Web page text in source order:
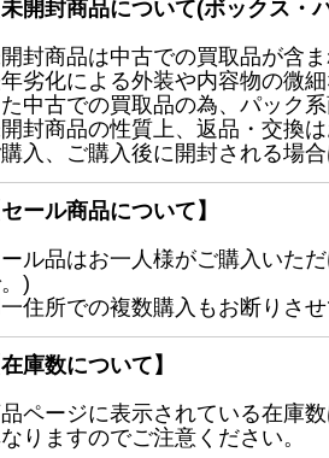
未開封商品について(ボックス・
封商品は中古での買取品が含ま
劣化による外装や内容物の微
た中古での買取品の為、パック
封商品の性質上、返品・交換は
入、ご購入後に開封される場
セール商品について】
ル品はお一人様がご購入いた
)
一住所での複数購入もお断りさせ
在庫数について】
ページに表示されている在庫
りますのでご注意ください。